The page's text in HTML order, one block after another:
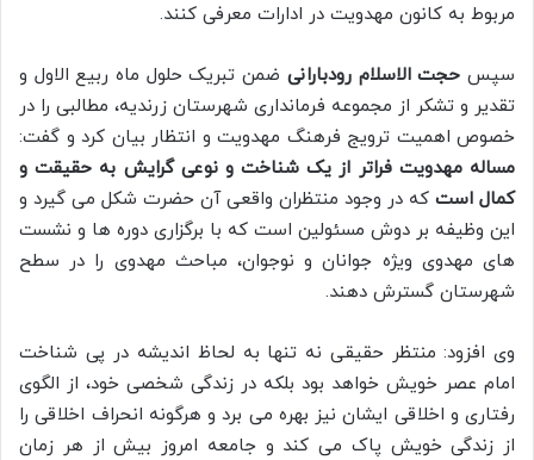
مربوط به کانون مهدویت در ادارات معرفی کنند.
سپس حجت الاسلام رودبارانی ضمن تبریک حلول ماه ربیع الاول و
تقدیر و تشکر از مجموعه فرمانداری شهرستان زرندیه، مطالبی را در
خصوص اهمیت ترویج فرهنگ مهدویت و انتظار بیان کرد و گفت:
مساله مهدویت فراتر از یک شناخت و نوعی گرایش به حقیقت و
کمال است که در وجود منتظران واقعی آن حضرت شکل می گیرد و
این وظیفه بر دوش مسئولین است که با برگزاری دوره ها و نشست
های مهدوی ویژه جوانان و نوجوان، مباحث مهدوی را در سطح
شهرستان گسترش دهند.
وی افزود: منتظر حقیقی نه تنها به لحاظ اندیشه در پی شناخت
امام عصر خویش خواهد بود بلکه در زندگی شخصی خود، از الگوی
رفتاری و اخلاقی ایشان نیز بهره می برد و هرگونه انحراف اخلاقی را
از زندگی خویش پاک می کند و جامعه امروز بیش از هر زمان